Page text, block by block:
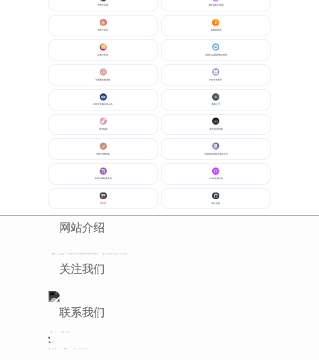
声速计算器 圆环面积计算器
功率计算器 热量换算器
在线计算器 在线Email邮箱地址加密
平面图连线游戏 PDF文件拆分
PHP文本解压缩工具 答案之书
恐龙快跑 农历/阳历转换
半角/全角转换 中国省份简称及省会大全
本机字体检测工具 UUID生成工具
万年历 周公灵签
网站介绍
老猫工具站致力于为网民提供便捷的在线查询服务，汇聚众多精彩实用工具和网址
关注我们
联系我们
可通过以下方式联系我们
微信：
链接： TXT地图 Sitemap 免责声明